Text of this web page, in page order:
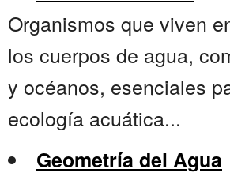
Organismos que viven
los cuerpos de agua,
y océanos, esenciales
ecología acuática...
Geometría del Agua